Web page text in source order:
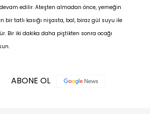
edilir. Ateşten almadan önce, yemeğin
bir tatlı kasığı nişasta, bal, biraz gül suyu ile
Bir iki dakika daha piştikten sonra ocağı
ABONE OL